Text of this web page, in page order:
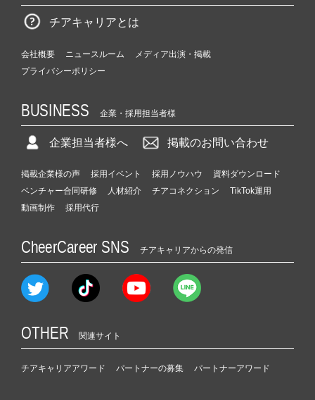
チアキャリアとは
会社概要 ニュースルーム
メディア出演・掲載
プライバシーポリシー
BUSINESS 企業・採用担当者様
企業担当者様へ 掲載のお問い合わせ
掲載企業様の声 採用イベント 採用ノウハウ
資料ダウンロード
ベンチャー合同研修
人材紹介 チアコネクション
TikTok運用
動画制作
採用代行
CheerCareer SNS チアキャリアからの発信
OTHER 関連サイト
チアキャリアアワード パートナーの募集 パートナーアワード